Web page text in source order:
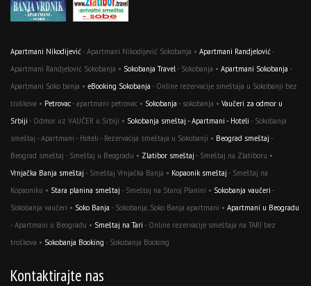
Apartmani Nikodijević- Apartmani Nikodijević Sokobanja • Apartmani Randjelović-
Apartmani Randjelović Sokobanja • Sokobanja Travel - Sokobanja • Apartmani Sokobanja -
Apartmani Soko banja • eBooking Sokobanja - Online rezervacije smeštaja u Sokobanji bez
troškova • Petrovac- apartmani petrovac • Sokobanja - sokobanja • Vaučeri za odmor u
Srbiji - Odmor uz VAUČER u Srbiji • Sokobanja smeštaj - Apartmani - Hoteli - Sokobanja
smeštaj - Apartmani - Hoteli - Rezervacija smeštaja u Sokobanji • Beograd smeštaj -
Beograd smeštaj - Smeštaj u Beogradu • Zlatibor smeštaj - Smeštaj na Zlatiboru •
Vrnjačka Banja smeštaj - Smeštaj Vrnjačka Banja • Kopaonik smeštaj - Smeštaj na
Kopaoniku • Stara planina smeštaj - Smeštaj na Staroj Planini • Sokobanja vaučeri -
Sokobanja vaučeri • Soko Banja - Sokobanja, Soko Banja apartmani • Apartmani u Beogradu
- Apartmani u Beogradu • Smeštaj na Tari - Online rezervacije smeštaja na TARI bez
troškova • Sokobanja Booking - Sokobanja Booking
Kontaktirajte nas